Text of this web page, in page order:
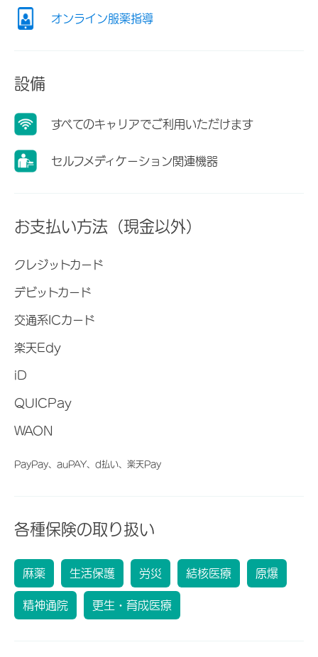
オンライン服薬指導
設備
すべてのキャリアでご利用いただけます
セルフメディケーション関連機器
お支払い方法（現金以外）
クレジットカード
デビットカード
交通系ICカード
楽天Edy
iD
QUICPay
WAON
PayPay、auPAY、d払い、楽天Pay
各種保険の取り扱い
麻薬 生活保護 労災 結核医療 原爆
精神通院 更生・育成医療